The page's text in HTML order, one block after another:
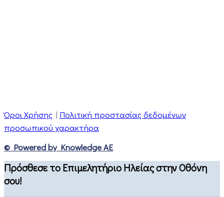
Όροι Χρήσης | Πολιτική προστασίας δεδομένων
προσωπικού χαρακτήρα
© Powered by Knowledge AE
Πρόσθεσε το Επιμελητήριο Ηλείας στην Οθόνη
σου!